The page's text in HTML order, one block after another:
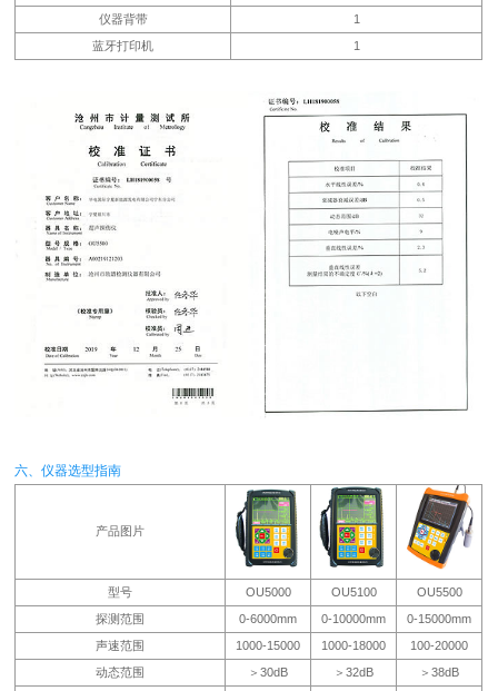
仪器背带
1
蓝牙打印机
1
六、仪器选型指南
产品图片
型号 OU5000 OU5100
OU5500
探测范围
0-6000mm 0-10000mm
0-15000mm
声速范围
1000-15000 1000-18000
100-20000
动态范围
＞30dB ＞32dB
＞38dB